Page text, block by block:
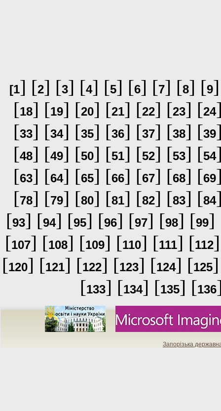
[1] [2] [3] [4] [5] [6] [7] [8] [9
[18] [19] [20] [21] [22] [23] [24
[33] [34] [35] [36] [37] [38] [39
[48] [49] [50] [51] [52] [53] [54
[63] [64] [65] [66] [67] [68] [69
[78] [79] [80] [81] [82] [83] [84
[93] [94] [95] [96] [97] [98] [99]
[107] [108] [109] [110] [111] [112
[120] [121] [122] [123] [124] [125
[133] [134] [135] [136
Запорізька